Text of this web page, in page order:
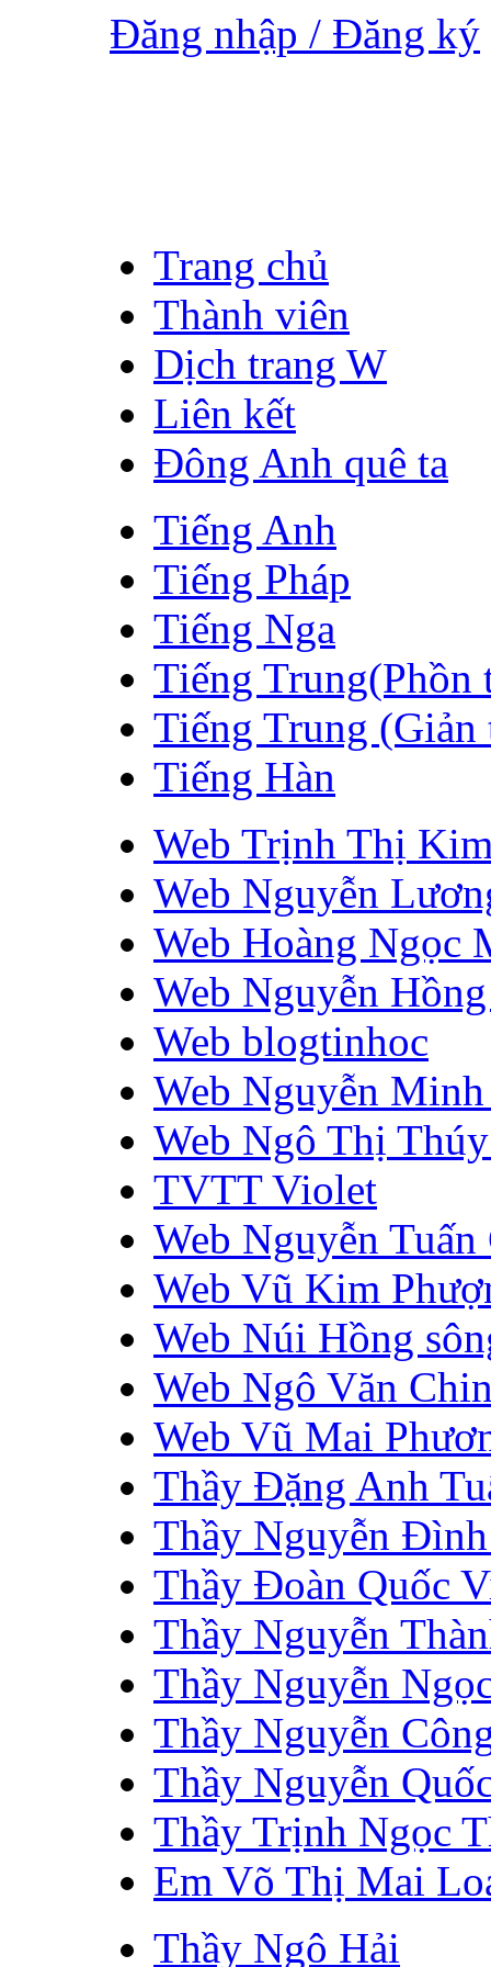
Đăng nhập / Đăng ký
Trang chủ
Thành viên
Dịch trang W
Liên kết
Đông Anh quê ta
Tiếng Anh
Tiếng Pháp
Tiếng Nga
Tiếng Trung(Phồn
Tiếng Trung (Giản
Tiếng Hàn
Web Trịnh Thị
Web Nguyễn
Web Hoàng Ngọc
Web Nguyễn
Web blogtinhoc
Web Nguyễn
Web Ngô Thị
TVTT Violet
Web Nguyễn
Web Vũ Kim
Web Núi Hồng
Web Ngô Văn
Web Vũ Mai
Thầy Đặng Anh
Thầy Nguyễn
Thầy Đoàn Quốc
Thầy Nguyễn
Thầy Nguyễn
Thầy Nguyễn
Thầy Nguyễn
Thầy Trịnh Ngọc
Em Võ Thị Mai
Thầy Ngô Hải